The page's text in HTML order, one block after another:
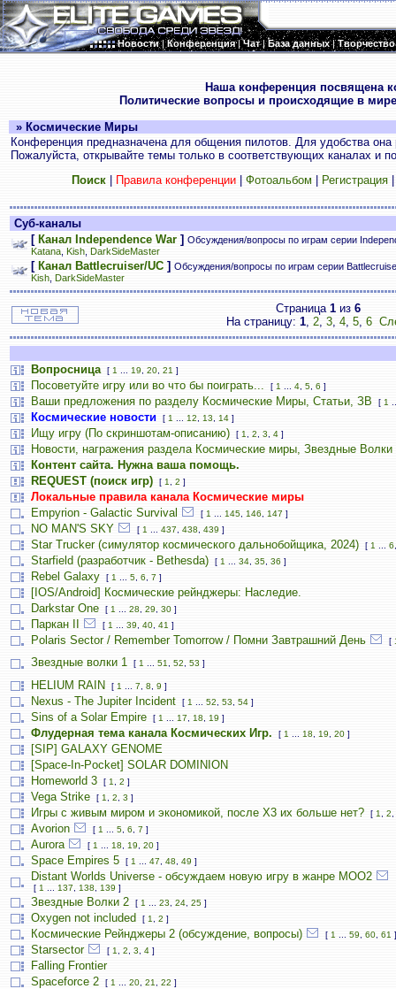
Новости|Конференция|Чат|База данных|Творчество
Наша конференция посвящена
Политические вопросы и происходящие в
» Космические Миры
Конференция предназначена для общения пилотов. Для удобства
Пожалуйста, открывайте темы только в соответствующих каналах и
Поиск| Правила конференции| Фотоальбом Регистрация
Суб-каналы
[ Канал Independence War ] Обсуждения/вопросы по играм серии
Katana Kish DarkSideMaster
[ Канал Battlecruiser/UC ] Обсуждения/вопросы по играм серии
Kish DarkSideMaster
Страница 1 из 6
На страницу: 1, 2, 3, 4, 5, 6
Вопросница [ 1 19 20 21 ]
Посоветуйте игру или во что бы поиграть... [ 1 4 5 6 ]
Ваши предложения по разделу Космические Миры, Статьи, ЗВ [ 1
Космические новости [ 1 12 13 14 ]
Ищу игру (По скриншотам-описанию) [ 1 2 3 4 ]
Новости, награжения раздела Космические миры, Звездные Волки
Контент сайта. Нужна ваша помощь.
REQUEST (поиск игр)
[ 1 2 ]
Локальные правила канала Космические миры
Empyrion - Galactic Survival
[ 1 145 146 147 ]
NO MAN'S SKY [ 1 437 438 439 ]
Star Trucker (симулятор космического дальнобойщика, 2024) [ 1 6
Starfield (разработчик - Bethesda) [ 1 34 35 36 ]
Rebel Galaxy [ 1 5 6 7 ]
[IOS/Android] Космические рейнджеры: Наследие.
Darkstar One
[ 1 28 29 30 ]
Паркан II [ 1 39 40 41 ]
Polaris Sector / Remember Tomorrow / Помни Завтрашний День [
Звездные волки 1 [ 1 51 52 53 ]
HELIUM RAIN [ 1 7 8 9 ]
Nexus - The Jupiter Incident [ 1 52 53 54 ]
Sins of a Solar Empire [ 1 17 18 19 ]
Флудерная тема канала Космических Игр. [ 1 18 19 20 ]
[SIP] GALAXY GENOME
[Space-In-Pocket] SOLAR DOMINION
Homeworld 3
[ 1 2 ]
Vega Strike [ 1 2 3 ]
Игры с живым миром и экономикой, после X3 их больше нет? [ 1 2
Avorion [ 1 5 6 7 ]
Aurora [ 1 18 19 20 ]
Space Empires 5 [ 1 47 48 49 ]
Distant Worlds Universe - обсуждаем новую игру в жанре MOO2
[ 1 137 138 139 ]
Звездные Волки 2 [ 1 23 24 25 ]
Oxygen not included [ 1 2 ]
Космические Рейнджеры 2 (обсуждение, вопросы) [ 1 59 60 61 ]
Starsector [ 1 2 3 4 ]
Falling Frontier
Spaceforce 2
[ 1 20 21 22 ]